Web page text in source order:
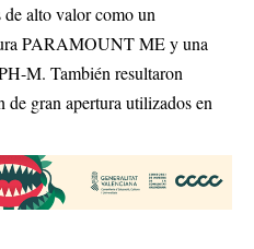
alto valor como un
PARAMOUNT ME y una
M. También resultaron
de gran apertura utilizados en